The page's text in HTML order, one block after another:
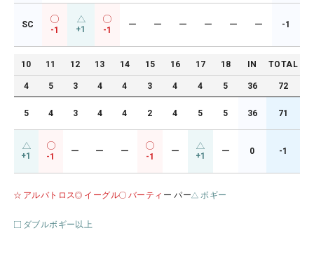
SC
-1 +1 -1
ー ー ー ー ー ー -1
10 11 12 13 14 15 16 17 18 IN TOTAL
4 5 3 4 4 3 4 4 5 36 72
5 4 3 4 4 2 4 5 5 36 71
+1 -1
ー ー ー
-1
ー +1 ー 0 -1
アルバトロス イーグル バーティ ー パー ボギー
ダブルボギー以上